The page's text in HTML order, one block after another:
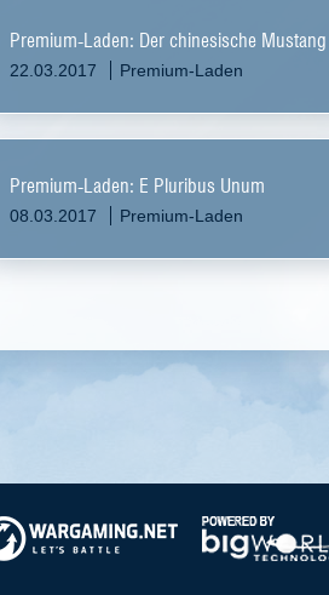
Premium-Laden: Der chinesische Mustang
22.03.2017 Premium-Laden
Premium-Laden: E Pluribus Unum
08.03.2017 Premium-Laden